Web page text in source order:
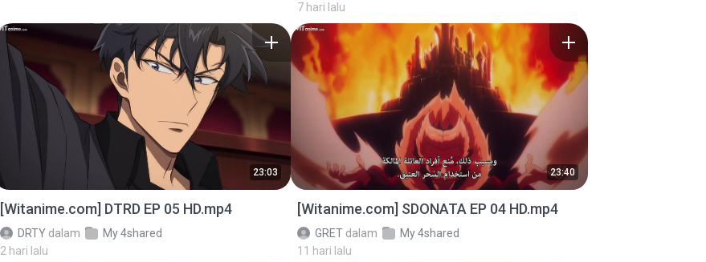
7 hari lalu
23:03
[Witanime.com] DTRD EP 05 HD.mp4
DRTY dalam
My 4shared
2 hari lalu
23:40
[Witanime.com] SDONATA EP 04 HD.mp4
GRET dalam
My 4shared
11 hari lalu